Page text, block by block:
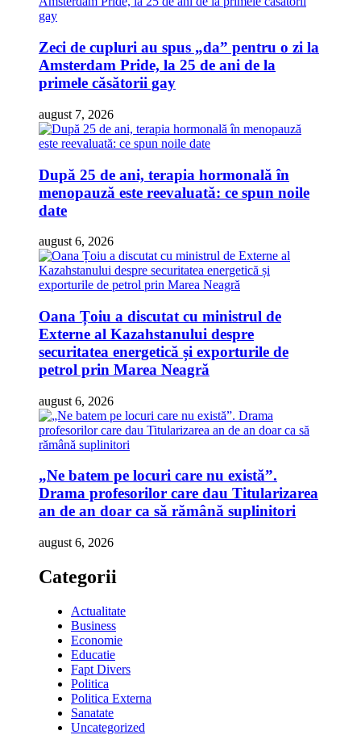
Zeci de cupluri au spus „da” pentru o zi la
Amsterdam Pride, la 25 de ani de la
primele căsătorii gay
august 7, 2026
După 25 de ani, terapia hormonală în
menopauză este reevaluată: ce spun noile
date
august 6, 2026
Oana Țoiu a discutat cu ministrul de
Externe al Kazahstanului despre
securitatea energetică și exporturile de
petrol prin Marea Neagră
august 6, 2026
„Ne batem pe locuri care nu există”.
Drama profesorilor care dau Titularizarea
an de an doar ca să rămână suplinitori
august 6, 2026
Categorii
Actualitate
Business
Economie
Educatie
Fapt Divers
Politica
Politica Externa
Sanatate
Uncategorized